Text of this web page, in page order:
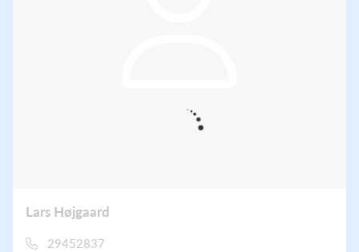
Lars Højgaard
29452837